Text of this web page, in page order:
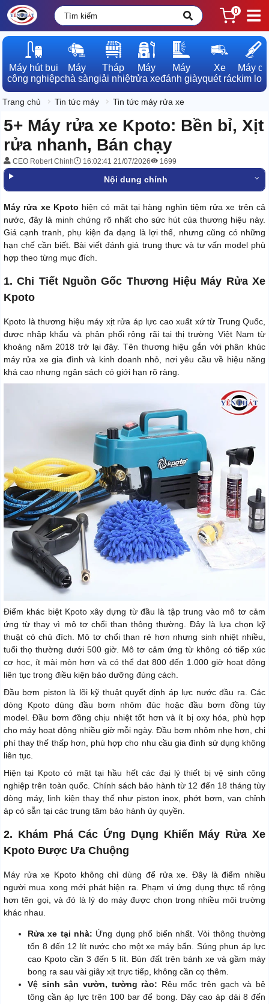
0
Máy hút bụi
công nghiệp
Máy
chà sàn
Tháp
giải nhiệt
Máy
rửa xe
Máy
đánh giày
Xe
quét rác
Máy dò
kim loại
Trang chủ Tin tức máy Tin tức máy rửa xe
5+ Máy rửa xe Kpoto: Bền bỉ, Xịt
rửa nhanh, Bán chạy
CEO Robert Chinh 16:02:41 21/07/2026 1699
Nội dung chính
Máy rửa xe Kpoto hiện có mặt tại hàng nghìn tiệm rửa xe trên cả
nước, đây là minh chứng rõ nhất cho sức hút của thương hiệu này.
Giá cạnh tranh, phụ kiện đa dạng là lợi thế, nhưng cũng có những
hạn chế cần biết. Bài viết đánh giá trung thực và tư vấn model phù
hợp theo từng mục đích.
1. Chi Tiết Nguồn Gốc Thương Hiệu Máy Rửa Xe
Kpoto
Kpoto là thương hiệu máy xịt rửa áp lực cao xuất xứ từ Trung Quốc,
được nhập khẩu và phân phối rộng rãi tại thị trường Việt Nam từ
khoảng năm 2018 trở lại đây. Tên thương hiệu gắn với phân khúc
máy rửa xe gia đình và kinh doanh nhỏ, nơi yêu cầu về hiệu năng
khá cao nhưng ngân sách có giới hạn rõ ràng.
Điểm khác biệt Kpoto xây dựng từ đầu là tập trung vào mô tơ cảm
ứng từ thay vì mô tơ chổi than thông thường. Đây là lựa chọn kỹ
thuật có chủ đích. Mô tơ chổi than rẻ hơn nhưng sinh nhiệt nhiều,
tuổi thọ thường dưới 500 giờ. Mô tơ cảm ứng từ không có tiếp xúc
cơ học, ít mài mòn hơn và có thể đạt 800 đến 1.000 giờ hoạt động
liên tục trong điều kiện bảo dưỡng đúng cách.
Đầu bơm piston là lõi kỹ thuật quyết định áp lực nước đầu ra. Các
dòng Kpoto dùng đầu bơm nhôm đúc hoặc đầu bơm đồng tùy
model. Đầu bơm đồng chịu nhiệt tốt hơn và ít bị oxy hóa, phù hợp
cho máy hoạt động nhiều giờ mỗi ngày. Đầu bơm nhôm nhẹ hơn, chi
phí thay thế thấp hơn, phù hợp cho nhu cầu gia đình sử dụng không
liên tục.
Hiện tại Kpoto có mặt tại hầu hết các đại lý thiết bị vệ sinh công
nghiệp trên toàn quốc. Chính sách bảo hành từ 12 đến 18 tháng tùy
dòng máy, linh kiện thay thế như piston inox, phớt bơm, van chỉnh
áp có sẵn tại các trung tâm bảo hành ủy quyền.
2. Khám Phá Các Ứng Dụng Khiến Máy Rửa Xe
Kpoto Được Ưa Chuộng
Máy rửa xe Kpoto không chỉ dùng để rửa xe. Đây là điểm nhiều
người mua xong mới phát hiện ra. Phạm vi ứng dụng thực tế rộng
hơn tên gọi, và đó là lý do máy được chọn trong nhiều môi trường
khác nhau.
Rửa xe tại nhà: Ứng dụng phổ biến nhất. Vòi thông thường
tốn 8 đến 12 lít nước cho một xe máy bẩn. Súng phun áp lực
cao Kpoto cần 3 đến 5 lít. Bùn đất trên bánh xe và gầm máy
bong ra sau vài giây xịt trực tiếp, không cần cọ thêm.
Vệ sinh sân vườn, tường rào: Rêu mốc trên gạch và bê
tông cần áp lực trên 100 bar để bong. Dây cao áp dài 8 đến